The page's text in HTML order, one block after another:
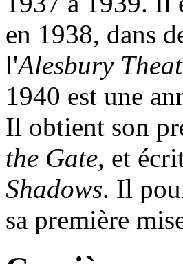
en 1938, dans
l'Alesbury
1940 est une
Il obtient son
the Gate, et
Shadows. Il
sa première